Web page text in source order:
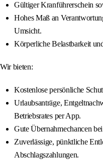
Gültiger Kranführerschein
Hohes Maß an
Umsicht.
Körperliche Belastbarkeit
Wir bieten:
Kostenlose persönliche
Urlaubsanträge,
Betriebsrates per App.
Gute Übernahmechancen
Zuverlässige, pünktliche
Abschlagszahlungen.